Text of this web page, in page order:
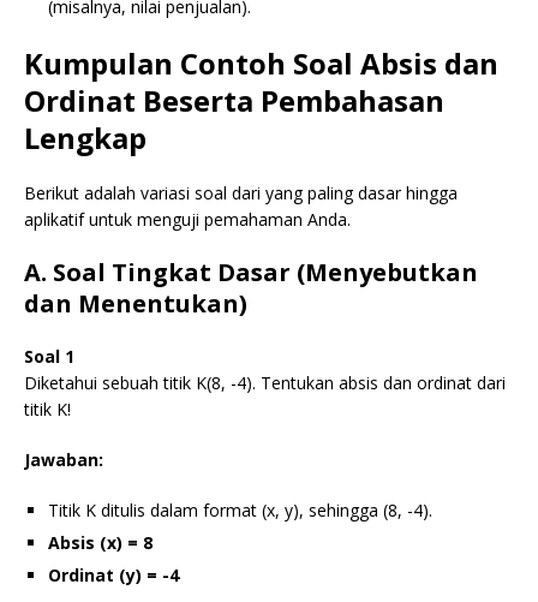
(misalnya, nilai penjualan).
Kumpulan Contoh Soal Absis dan
Ordinat Beserta Pembahasan
Lengkap
Berikut adalah variasi soal dari yang paling dasar hingga
aplikatif untuk menguji pemahaman Anda.
A. Soal Tingkat Dasar (Menyebutkan
dan Menentukan)
Soal 1
Diketahui sebuah titik K(8, -4). Tentukan absis dan ordinat dari
titik K!
Jawaban:
Titik K ditulis dalam format (x, y), sehingga (8, -4).
Absis (x) = 8
Ordinat (y) = -4